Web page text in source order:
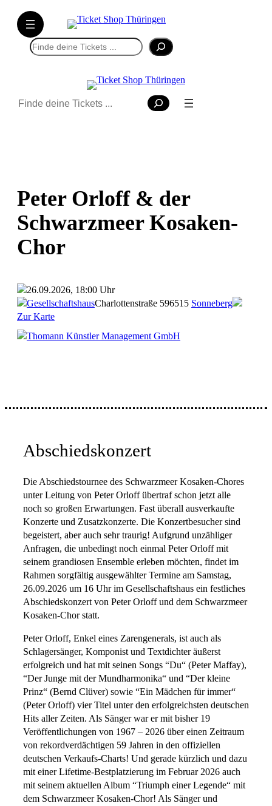
Suchen
Suchen
Peter Orloff & der
Schwarzmeer Kosaken-
Chor
26.09.2026, 18:00 Uhr
GesellschaftshausCharlottenstraße 596515 Sonneberg
Zur Karte
Thomann Künstler Management GmbH
Abschiedskonzert
Die Abschiedstournee des Schwarzmeer Kosaken-Chores
unter Leitung von Peter Orloff übertraf schon jetzt alle
noch so großen Erwartungen. Fast überall ausverkaufte
Konzerte und Zusatzkonzerte. Die Konzertbesucher sind
begeistert, aber auch sehr traurig! Aufgrund unzähliger
Anfragen, die unbedingt noch einmal Peter Orloff mit
seinem grandiosen Ensemble erleben möchten, findet im
Rahmen sorgfältig ausgewählter Termine am Samstag,
26.09.2026 um 16 Uhr im Gesellschaftshaus ein festliches
Abschiedskonzert von Peter Orloff und dem Schwarzmeer
Kosaken-Chor statt.
Peter Orloff, Enkel eines Zarengenerals, ist auch als
Schlagersänger, Komponist und Textdichter äußerst
erfolgreich und hat mit seinen Songs “Du“ (Peter Maffay),
“Der Junge mit der Mundharmonika“ und “Der kleine
Prinz“ (Bernd Clüver) sowie “Ein Mädchen für immer“
(Peter Orloff) vier Titel unter den erfolgreichsten deutschen
Hits aller Zeiten. Als Sänger war er mit bisher 19
Veröffentlichungen von 1967 – 2026 über einen Zeitraum
von rekordverdächtigen 59 Jahren in den offiziellen
deutschen Verkaufs-Charts! Und gerade kürzlich und dazu
mit einer Lifetime-Bestplatzierung im Februar 2026 auch
mit seinem aktuellen Album “Triumph einer Legende“ mit
dem Schwarzmeer Kosaken-Chor! Als Sänger und